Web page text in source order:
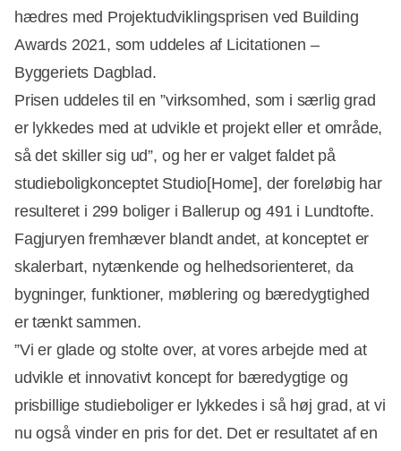
hædres med Projektudviklingsprisen ved Building
Awards 2021, som uddeles af Licitationen –
Byggeriets Dagblad.
Prisen uddeles til en ”virksomhed, som i særlig grad
er lykkedes med at udvikle et projekt eller et område,
så det skiller sig ud”, og her er valget faldet på
studieboligkonceptet Studio[Home], der foreløbig har
resulteret i 299 boliger i Ballerup og 491 i Lundtofte.
Fagjuryen fremhæver blandt andet, at konceptet er
skalerbart, nytænkende og helhedsorienteret, da
bygninger, funktioner, møblering og bæredygtighed
er tænkt sammen.
”Vi er glade og stolte over, at vores arbejde med at
udvikle et innovativt koncept for bæredygtige og
prisbillige studieboliger er lykkedes i så høj grad, at vi
nu også vinder en pris for det. Det er resultatet af en